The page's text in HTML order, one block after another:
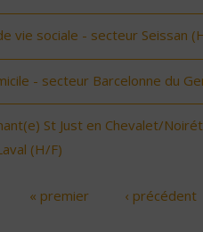
vie sociale - secteur Seissan
- secteur Barcelonne du
St Just en Chevalet/
(H/F)
« premier ‹ précédent